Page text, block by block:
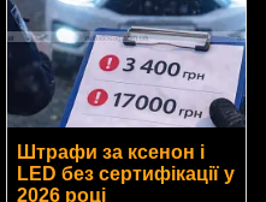
Штрафи за ксенон і
LED без сертифікації у
2026 році